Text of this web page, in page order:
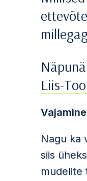
Liis-
Nagu ka
siis
mudelite